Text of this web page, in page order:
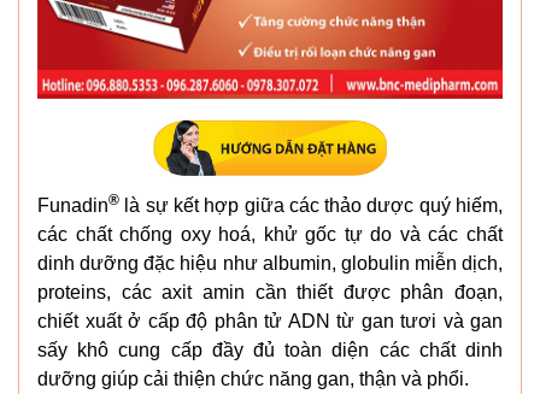
Funadin® là sự kết hợp giữa các thảo dược quý hiếm,
các chất chống oxy hoá, khử gốc tự do và các chất
dinh dưỡng đặc hiệu như albumin, globulin miễn dịch,
proteins, các axit amin cần thiết được phân đoạn,
chiết xuất ở cấp độ phân tử ADN từ gan tươi và gan
sấy khô cung cấp đầy đủ toàn diện các chất dinh
dưỡng giúp cải thiện chức năng gan, thận và phổi.